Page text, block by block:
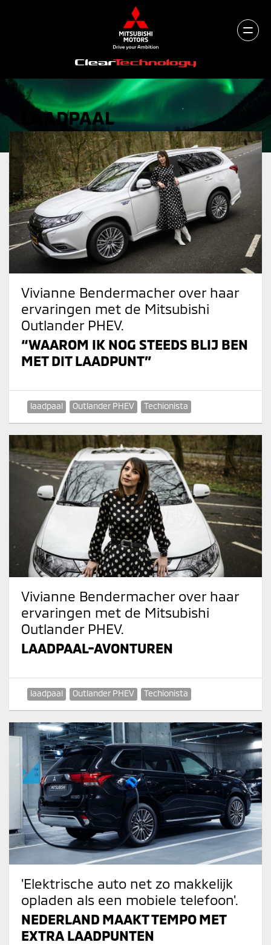
LAADPAAL
Vivianne Bendermacher over haar
ervaringen met de Mitsubishi
Outlander PHEV.
“WAAROM IK NOG STEEDS BLIJ BEN
MET DIT LAADPUNT”
laadpaal Outlander PHEV Techionista
Vivianne Bendermacher over haar
ervaringen met de Mitsubishi
Outlander PHEV.
LAADPAAL-AVONTUREN
laadpaal Outlander PHEV Techionista
'Elektrische auto net zo makkelijk
opladen als een mobiele telefoon'.
NEDERLAND MAAKT TEMPO MET
EXTRA LAADPUNTEN